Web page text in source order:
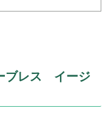
ブレス イージ